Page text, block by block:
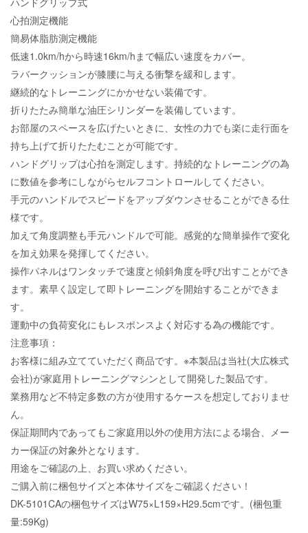
心拍測定機能
簡易体脂肪測定機能
低速1.0km/hから時速16km/hまで幅広い速度をカバー。
ラバークッションが膝腰に与える衝撃を緩和します。
継続的なトレーニングにかかせない装備です。
折りたたみ簡単な油圧シリンダーを装備しています。
お部屋のスペースを広げたいときに、女性の力でも楽に走行面を
持ち上げて折りたたむことが可能です。
ハンドグリップは心拍を測定します。持続的なトレーニングの為
に数値を参考にしながらセルフコントロールしてください。
手元のハンドルでスピードをアップダウンさせることができる仕
様です。
加えて角度調整も手元ハンドルで可能。感覚的な簡単操作で変化
を加え効果を発揮してください。
操作パネルはワンタッチで速度と傾斜角度を呼び出すことができ
ます。素早く設定して即トレーニングを開始することができま
す。
運動中の負荷変化にもレスポンスよく対応する為の機能です。
注意事項：
お客様に組み立てていただく商品です。※本製品は当社(大広株式
会社)が家庭用トレーニングマシンとして開発した製品です。
業務用など不特定多数の方が使用するケースを想定しておりませ
ん。
保証期間内であってもご家庭用以外の使用方法による場合、メー
カー保証の対象外となります。
用途をご確認の上、お買い求めください。
ご購入前に梱包サイズと本体サイズをご確認ください！
DK-5101CAの梱包サイズはW75×L159×H29.5cmです。(梱包重
量:59Kg)